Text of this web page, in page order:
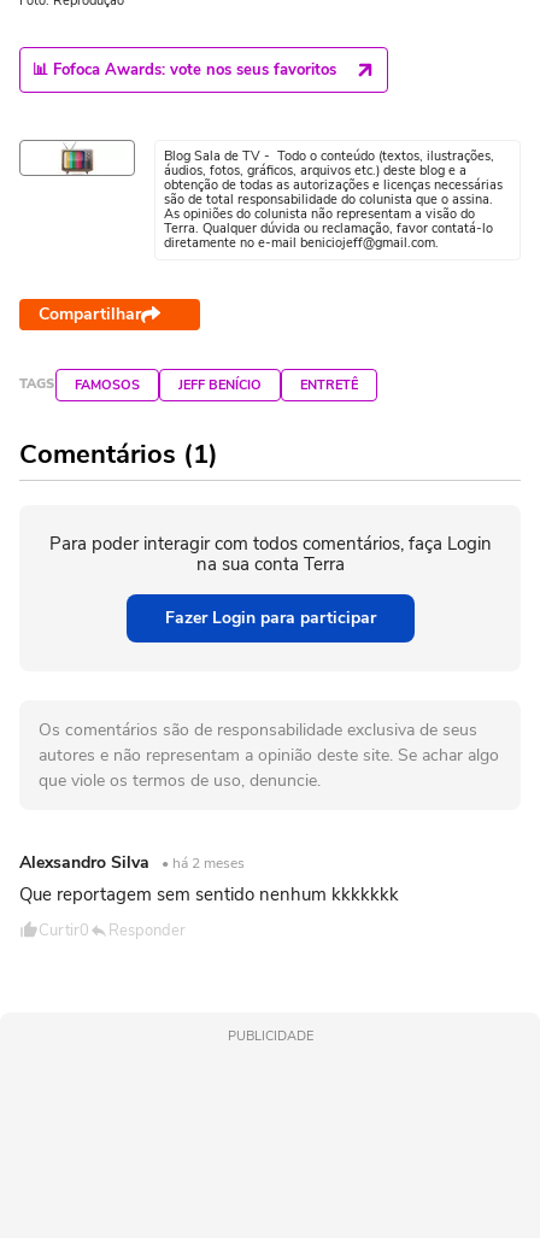
📊 Fofoca Awards: vote nos seus favoritos
Blog Sala de TV - Todo o conteúdo (textos, ilustrações,
áudios, fotos, gráficos, arquivos etc.) deste blog e a
obtenção de todas as autorizações e licenças necessárias
são de total responsabilidade do colunista que o assina.
As opiniões do colunista não representam a visão do
Terra. Qualquer dúvida ou reclamação, favor contatá-lo
diretamente no e-mail beniciojeff@gmail.com.
Compartilhar
TAGS FAMOSOS JEFF BENÍCIO ENTRETÊ
Comentários (1)
Para poder interagir com todos comentários, faça Login
na sua conta Terra
Fazer Login para participar
Os comentários são de responsabilidade exclusiva de seus
autores e não representam a opinião deste site. Se achar algo
que viole os termos de uso, denuncie.
Alexsandro Silva • há 2 meses
Que reportagem sem sentido nenhum kkkkkkk
Curtir0 Responder
PUBLICIDADE